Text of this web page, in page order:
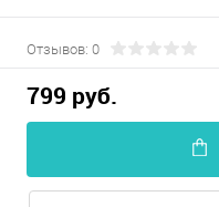
Отзывов: 0
799 руб.